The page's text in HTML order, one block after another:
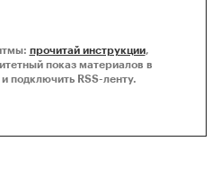
прочитай инструкции,
показ материалов в
подключить RSS-ленту.